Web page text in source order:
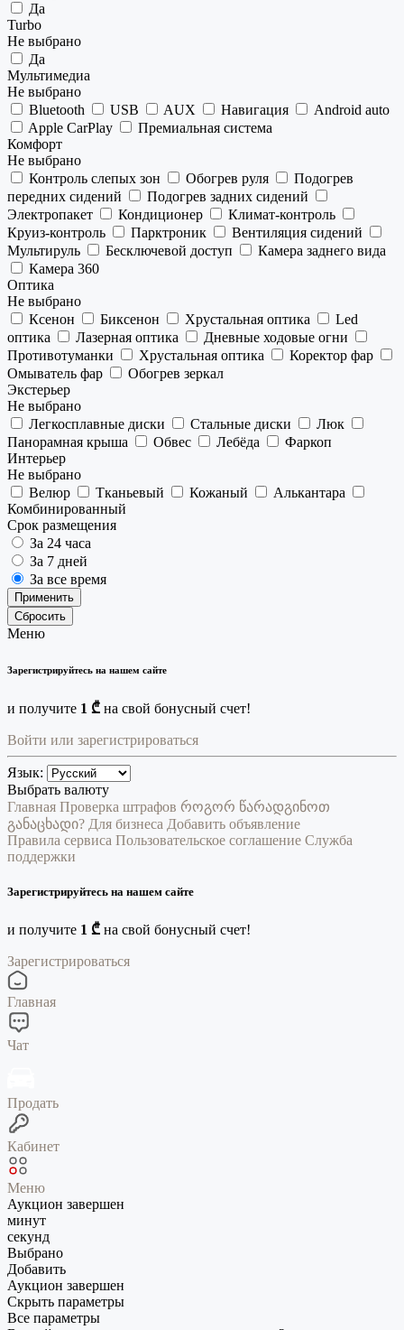
Да
Turbo
Не выбрано
Да
Мультимедиа
Не выбрано
Bluetooth
USB AUX Навигация
Android auto
Apple CarPlay
Премиальная система
Комфорт
Не выбрано
Контроль слепых зон
Обогрев руля
Подогрев
передних сидений
Подогрев задних сидений
Электропакет
Кондиционер
Климат-контроль
Круиз-контроль
Парктроник
Вентиляция сидений
Мультируль
Бесключевой доступ
Камера заднего вида
Камера 360
Оптика
Не выбрано
Ксенон
Биксенон Хрустальная оптика
Led
оптика
Лазерная оптика
Дневные ходовые огни
Противотуманки
Хрустальная оптика
Коректор фар
Омыватель фар
Обогрев зеркал
Экстерьер
Не выбрано
Легкосплавные диски
Стальные диски
Люк
Панорамная крыша
Обвес Лебёда
Фаркоп
Интерьер
Не выбрано
Велюр
Тканьевый Кожаный
Алькантара
Комбинированный
Срок размещения
За 24 часа
За 7 дней
За все время
Применить
Сбросить
Меню
Зарегистрируйтесь на нашем сайте
и получите 1 ₾ на свой бонусный счет!
Войти или зарегистрироваться
Язык:
Выбрать валюту
Главная Проверка штрафов როგორ წარადგინოთ
განაცხადი? Для бизнеса Добавить объявление
Правила сервиса Пользовательское соглашение Служба
поддержки
Зарегистрируйтесь на нашем сайте
и получите 1 ₾ на свой бонусный счет!
Зарегистрироваться
Главная
Чат
Продать
Кабинет
Меню
Аукцион завершен
минут
секунд
Выбрано
Добавить
Аукцион завершен
Скрыть параметры
Все параметры